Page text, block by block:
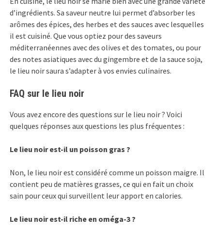
d’ingrédients. Sa saveur neutre lui permet d’absorber les
arômes des épices, des herbes et des sauces avec lesquelles
il est cuisiné. Que vous optiez pour des saveurs
méditerranéennes avec des olives et des tomates, ou pour
des notes asiatiques avec du gingembre et de la sauce soja,
le lieu noir saura s’adapter à vos envies culinaires.
FAQ sur le lieu noir
Vous avez encore des questions sur le lieu noir ? Voici
quelques réponses aux questions les plus fréquentes :
Le lieu noir est-il un poisson gras ?
Non, le lieu noir est considéré comme un poisson maigre. Il
contient peu de matières grasses, ce qui en fait un choix
sain pour ceux qui surveillent leur apport en calories.
Le lieu noir est-il riche en oméga-3 ?